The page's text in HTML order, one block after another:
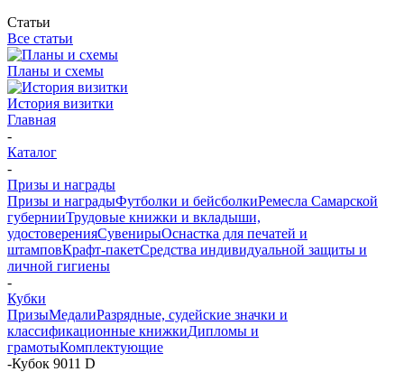
Статьи
Все статьи
Планы и схемы
История визитки
Главная
-
Каталог
-
Призы и награды
Призы и наградыФутболки и бейсболкиРемесла Самарской
губернииТрудовые книжки и вкладыши,
удостоверенияСувенирыОснастка для печатей и
штамповКрафт-пакетСредства индивидуальной защиты и
личной гигиены
-
Кубки
ПризыМедалиРазрядные, судейские значки и
классификационные книжкиДипломы и
грамотыКомплектующие
-Кубок 9011 D